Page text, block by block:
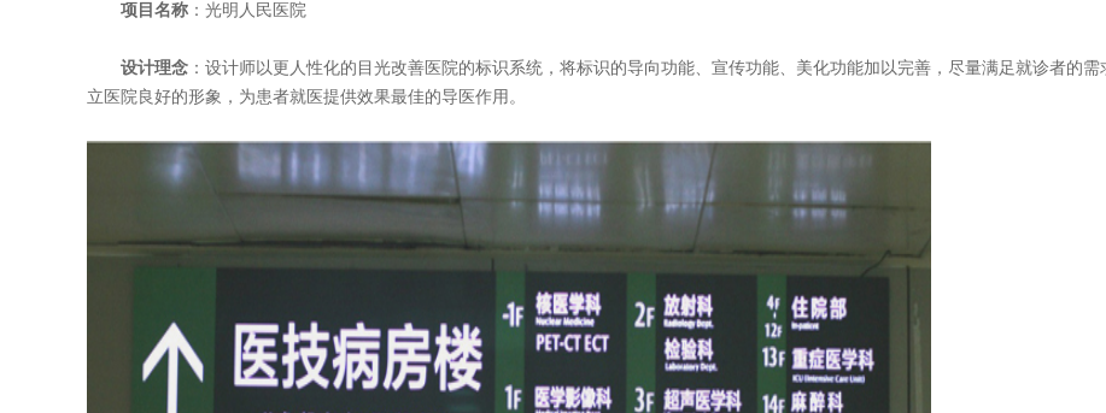
项目名称 ：光明人民医院
设计理念 ：设计师以更人性化的目光改善医院的标识系统，将标识的导向功能、宣传功能、美化功能加以完善，尽量满足就诊者的
立医院良好的形象，为患者就医提供效果最佳的导医作用。